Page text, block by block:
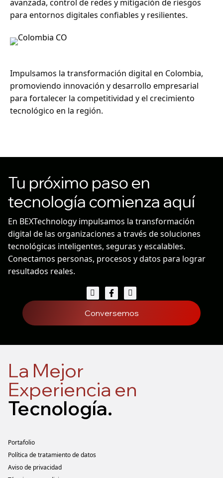
avanzada, control de redes y mitigación de riesgos
para entornos digitales confiables y resilientes.
Impulsamos la transformación digital en Colombia,
promoviendo innovación y desarrollo empresarial
para fortalecer la competitividad y el crecimiento
tecnológico en la región.
Tu próximo paso en
tecnología comienza aquí
En BEXTechnology impulsamos la transformación
digital de las organizaciones a través de soluciones
tecnológicas inteligentes, seguras y escalables.
Conectamos personas, procesos y datos para lograr
resultados reales.
Conversemos
La Mejor
Experiencia en
Tecnología.
Portafolio
Política de tratamiento de datos
Aviso de privacidad